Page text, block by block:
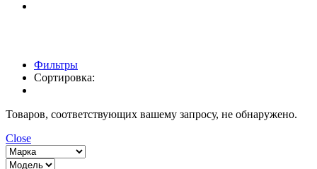
Фильтры
Сортировка:
Товаров, соответствующих вашему запросу, не обнаружено.
Close